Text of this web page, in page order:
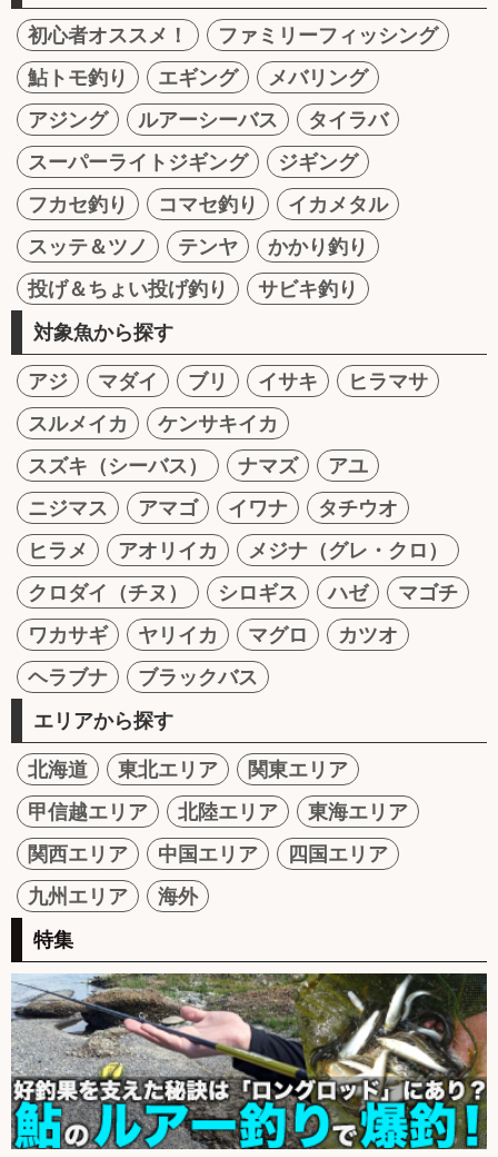
初心者オススメ！
ファミリーフィッシング
鮎トモ釣り
エギング
メバリング
アジング
ルアーシーバス
タイラバ
スーパーライトジギング
ジギング
フカセ釣り
コマセ釣り
イカメタル
スッテ＆ツノ
テンヤ
かかり釣り
投げ＆ちょい投げ釣り
サビキ釣り
対象魚から探す
アジ マダイ ブリ イサキ
ヒラマサ
スルメイカ
ケンサキイカ
スズキ（シーバス）
ナマズ
アユ
ニジマス
アマゴ イワナ
タチウオ
ヒラメ
アオリイカ
メジナ（グレ・クロ）
クロダイ（チヌ）
シロギス ハゼ
マゴチ
ワカサギ
ヤリイカ マグロ
カツオ
ヘラブナ
ブラックバス
エリアから探す
北海道 東北エリア
関東エリア
甲信越エリア
北陸エリア
東海エリア
関西エリア
中国エリア
四国エリア
九州エリア
海外
特集